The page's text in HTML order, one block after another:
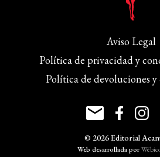
Aviso Legal
Política de privacidad y
Política de devoluciones
© 2026 Editorial
Web desarrollada por